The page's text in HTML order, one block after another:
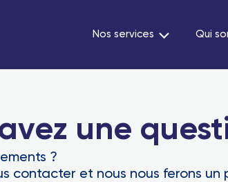
Nos services Qui
une
?
contacter et nous nous ferons un